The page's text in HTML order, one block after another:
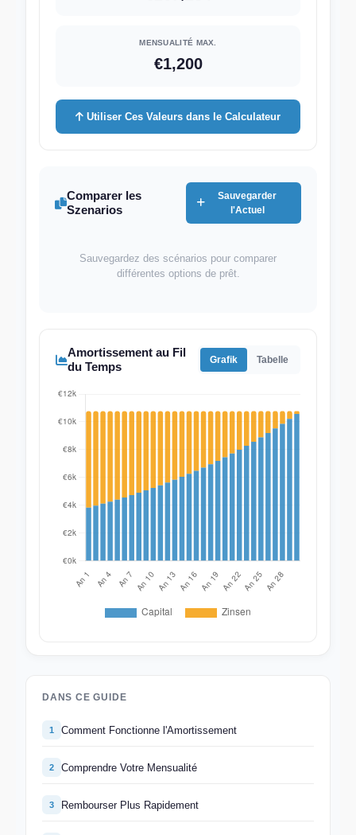
MENSUALITÉ MAX.
€1,200
Utiliser Ces Valeurs dans le Calculateur
Comparer les
Szenarios
Sauvegarder
l'Actuel
Sauvegardez des scénarios pour comparer
différentes options de prêt.
Amortissement au Fil
du Temps
Grafik Tabelle
DANS CE GUIDE
1 Comment Fonctionne l'Amortissement
2 Comprendre Votre Mensualité
3 Rembourser Plus Rapidement